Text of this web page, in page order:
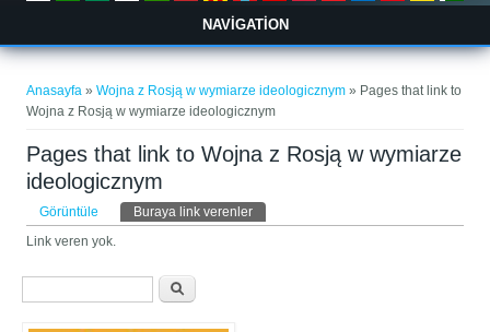
NAVIGATION
Anasayfa »Wojna z Rosją w wymiarze ideologicznym» Pages that link to
Wojna z Rosją w wymiarze ideologicznym
Pages that link to Wojna z Rosją w wymiarze
ideologicznym
Birincil sekmeler
Görüntüle Buraya link verenler
Link veren yok.
Arama formu